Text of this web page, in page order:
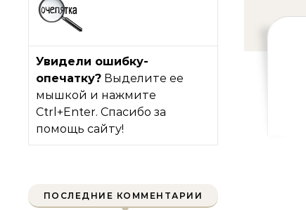
Увидели ошибку-
опечатку? Выделите ее
мышкой и нажмите
Ctrl+Enter. Спасибо за
помощь сайту!
ПОСЛЕДНИЕ КОММЕНТАРИИ